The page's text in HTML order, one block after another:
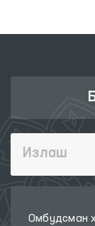
Омбудсман